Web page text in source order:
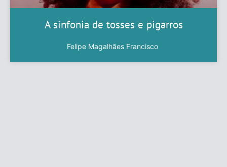
A sinfonia de tosses e pigarros
Felipe Magalhães Francisco